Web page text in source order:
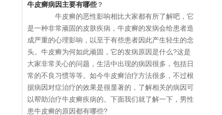
牛皮癣病因主要有哪些？
牛皮癣的恶性影响相比大家都有所了解吧，它
是一种非常顽固的皮肤疾病，牛皮癣的发病会给患者造
成严重的心理影响，以至于有些患者因此产生轻生的念
头。牛皮癣为何如此顽固，它的发病原因是什么?这是
大家非常关心的问题，生活中出现的病因很多，包括日
常的不良习惯等等。如今牛皮癣治疗方法很多，不过根
据病因对症治疗的效果是很显著的，了解相关的病因可
以帮助治疗牛皮癣疾病的。下面我们就了解一下，男性
患牛皮癣的原因都有哪些?